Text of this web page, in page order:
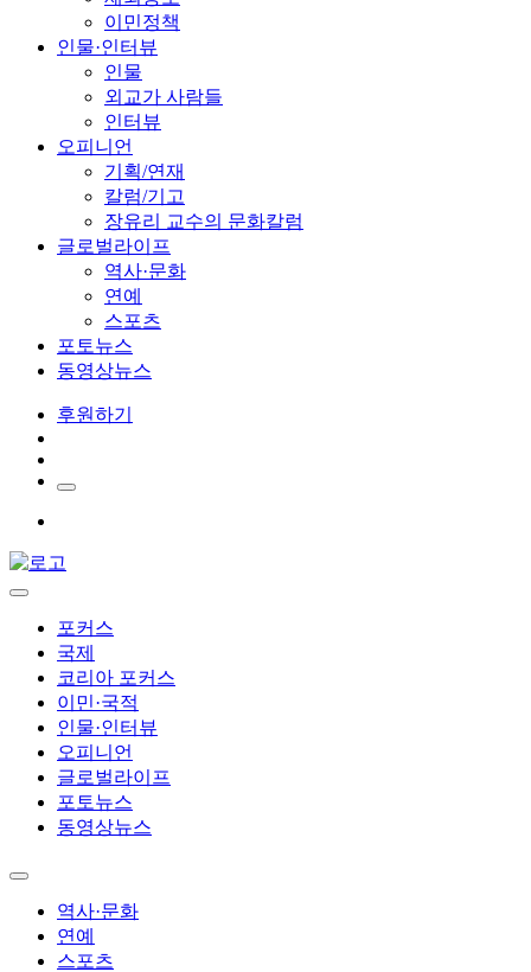
이민정책
인물·인터뷰
인물
외교가 사람들
인터뷰
오피니언
기획/연재
칼럼/기고
장유리 교수의 문화칼럼
글로벌라이프
역사·문화
연예
스포츠
포토뉴스
동영상뉴스
후원하기
포커스
국제
코리아 포커스
이민·국적
인물·인터뷰
오피니언
글로벌라이프
포토뉴스
동영상뉴스
역사·문화
연예
스포츠